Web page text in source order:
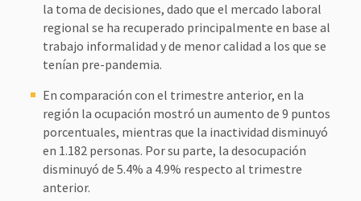
la toma de decisiones, dado que el mercado laboral
regional se ha recuperado principalmente en base al
trabajo informalidad y de menor calidad a los que se
tenían pre-pandemia.
En comparación con el trimestre anterior, en la
región la ocupación mostró un aumento de 9 puntos
porcentuales, mientras que la inactividad disminuyó
en 1.182 personas. Por su parte, la desocupación
disminuyó de 5.4% a 4.9% respecto al trimestre
anterior.